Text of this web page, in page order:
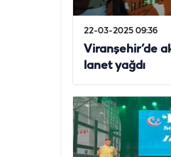
22-03-2025 09:36
Viranşehir’de
lanet yağdı